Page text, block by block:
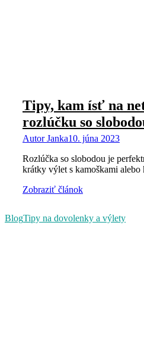
Tipy, kam ísť na
rozlúčku so
AutorJanka10. júna 2023
Rozlúčka so slobodou je
krátky výlet s kamoškami
Zobraziť článok
BlogTipy na dovolenky a výlety